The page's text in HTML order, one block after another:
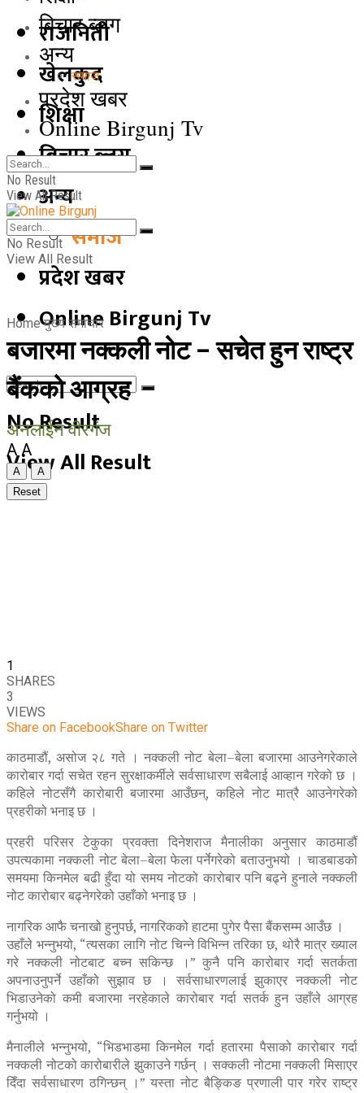
राजनिती
खेलकुद
शिक्षा
बिचार ब्लग
अन्य
समाज
प्रदेश खबर
Online Birgunj Tv
No Result
View All Result
बिचार ब्लग
अन्य
समाज
प्रदेश खबर
Online Birgunj Tv
No Result
View All Result
No Result
View All Result
Home मुख्य समाचार
बजारमा नक्कली नोट – सचेत हुन राष्ट्र
बैंकको आग्रह
अनलाईन वीरगंज
A A
A
A
Reset
1
SHARES
3
VIEWS
Share on FacebookShare on Twitter
काठमाडौं, असोज २८ गते । नक्कली नोट बेला–बेला बजारमा आउनेगरेकाले
कारोबार गर्दा सचेत रहन सुरक्षाकर्मीले सर्वसाधारण सबैलाई आव्हान गरेको छ ।
कहिले नोटसँगै कारोबारी बजारमा आउँछन्, कहिले नोट मात्रै आउनेगरेको
प्रहरीको भनाइ छ ।
प्रहरी परिसर टेकुका प्रवक्ता दिनेशराज मैनालीका अनुसार काठमाडौं
उपत्यकामा नक्कली नोट बेला–बेला फेला पर्नेगरेको बताउनुभयो । चाडबाडको
समयमा किनमेल बढी हुँदा यो समय नोटको कारोबार पनि बढ्ने हुनाले नक्कली
नोट कारोबार बढ्नेगरेको उहाँको भनाइ छ ।
नागरिक आफै चनाखो हुनुपर्छ, नागरिकको हाटमा पुगेर पैसा बैंकसम्म आउँछ ।
उहाँले भन्नुभयो, “त्यसका लागि नोट चिन्ने विभिन्न तरिका छ, थोरै मात्र ख्याल
गरे नक्कली नोटबाट बच्न सकिन्छ ।” कुनै पनि कारोबार गर्दा सतर्कता
अपनाउनुपर्ने उहाँको सुझाव छ । सर्वसाधारणलाई झुकाएर नक्कली नोट
भिडाउनेको कमी बजारमा नरहेकाले कारोबार गर्दा सतर्क हुन उहाँले आग्रह
गर्नुभयो ।
मैनालीले भन्नुभयो, “भिडभाडमा किनमेल गर्दा हतारमा पैसाको कारोबार गर्दा
नक्कली नोटको कारोबारीले झुकाउने गर्छन् । सक्कली नोटमा नक्कली मिसाएर
दिँदा सर्वसाधारण ठगिन्छन् ।” यस्ता नोट बैङ्किङ प्रणाली पार गरेर राष्ट्र